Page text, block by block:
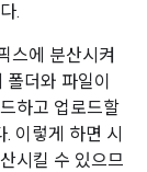
.
스에 분산시켜
더와 파일이
하고 업로드할
이렇게 하면 시
시킬 수 있으므